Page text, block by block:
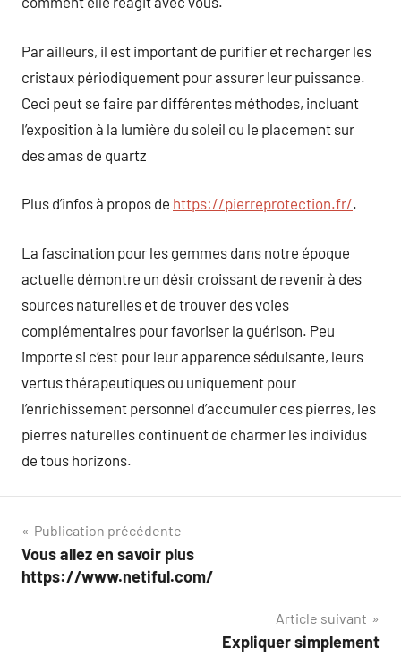
Par ailleurs, il est important de purifier et recharger les
cristaux périodiquement pour assurer leur puissance.
Ceci peut se faire par différentes méthodes, incluant
l’exposition à la lumière du soleil ou le placement sur
des amas de quartz
Plus d’infos à propos de https://pierreprotection.fr/.
La fascination pour les gemmes dans notre époque
actuelle démontre un désir croissant de revenir à des
sources naturelles et de trouver des voies
complémentaires pour favoriser la guérison. Peu
importe si c’est pour leur apparence séduisante, leurs
vertus thérapeutiques ou uniquement pour
l’enrichissement personnel d’accumuler ces pierres, les
pierres naturelles continuent de charmer les individus
de tous horizons.
Navigation
de
Publication précédente
Vous allez en savoir plus
https://www.netiful.com/
Article suivant
Expliquer simplement